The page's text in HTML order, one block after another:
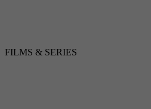
FILMS & SERIES